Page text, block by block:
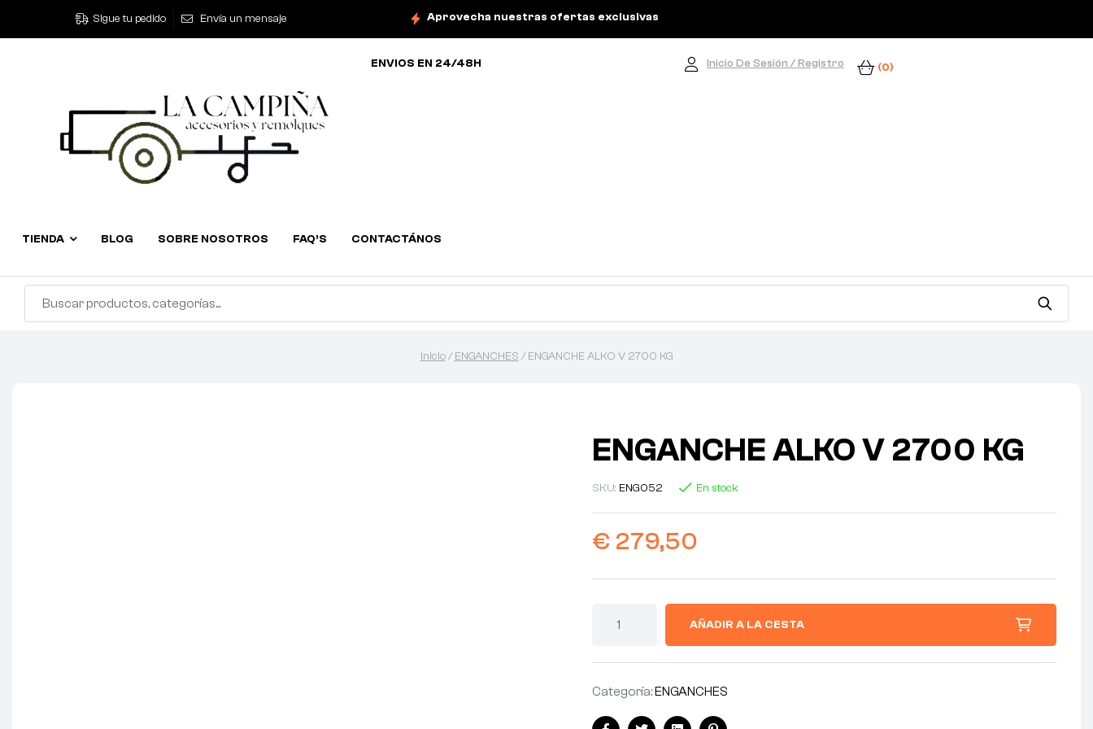
Sigue tu pedido Envía un mensaje Aprovecha nuestras ofertas exclusivas
TIENDA BLOG SOBRE NOSOTROS FAQ’S CONTACTÁNOS
ENVIOS EN 24/48H Inicio De Sesión / Registro (0)
Inicio/ENGANCHES / ENGANCHE ALKO V 2700 KG
ENGANCHE ALKO V 2700 KG
SKU: ENG052 En stock
€ 279,50
AÑADIR A LA CESTA
Categoría:ENGANCHES